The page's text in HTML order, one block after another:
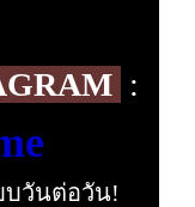
:
บวันต่อวัน!